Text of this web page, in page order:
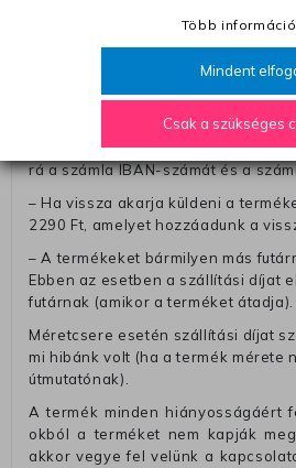
csomagba kérjük, hogy a
azonosítása érdekében tegyen
felírja telefonszámát/
egyszerűsítése érdekében kérjük,
rá a számla IBAN-számát és a
– Ha vissza akarja küldeni a
2290 Ft, amelyet hozzáadunk a
– A termékeket bármilyen más
Ebben az esetben a szállítási díjat
futárnak (amikor a terméket átadja).
Méretcsere esetén szállítási díjat
mi hibánk volt (ha a termék mérete
útmutatónak).
A termék minden hiányosságáért
okból a terméket nem kapják
akkor vegye fel velünk a
Több információ
Mindent
Csak a szükséges